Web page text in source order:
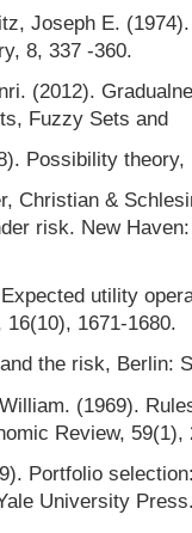
Joseph E.
8, 337 -360.
(2012).
Fuzzy Sets and
Possibility
Christian &
risk. New
utility
1671-1680.
the risk, Berlin:
(1969).
Review, 59(1),
Portfolio
University